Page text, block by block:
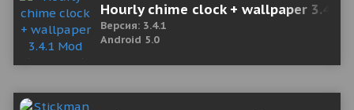
Hourly chime clock + wallpaper 3.4.1
Версия: 3.4.1
Android 5.0